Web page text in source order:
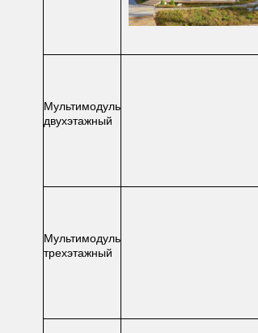
Мультимодуль
двухэтажный
Мультимодуль
трехэтажный